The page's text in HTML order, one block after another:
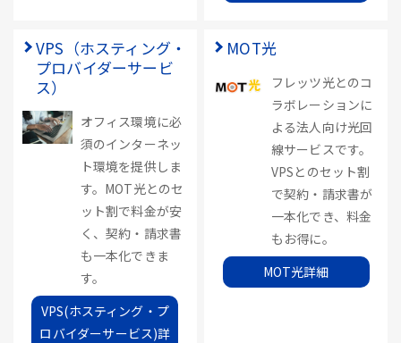
VPS（ホスティング・
プロバイダーサービ
ス）
オフィス環境に必
須のインターネッ
ト環境を提供しま
す。MOT光とのセ
ット割で料金が安
く、契約・請求書
も一本化できま
す。
VPS(ホスティング・プ
ロバイダーサービス)詳
MOT光
フレッツ光とのコ
ラボレーションに
よる法人向け光回
線サービスです。
VPSとのセット割
で契約・請求書が
一本化でき、料金
もお得に。
MOT光詳細